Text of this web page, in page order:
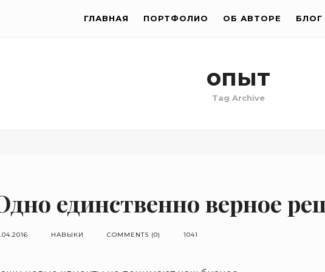
ГЛАВНАЯ ПОРТФОЛИО ОБ АВТОРЕ БЛОГ
опыт
Tag Archive
единственно верное
НАВЫКИ COMMENTS (0) 1041